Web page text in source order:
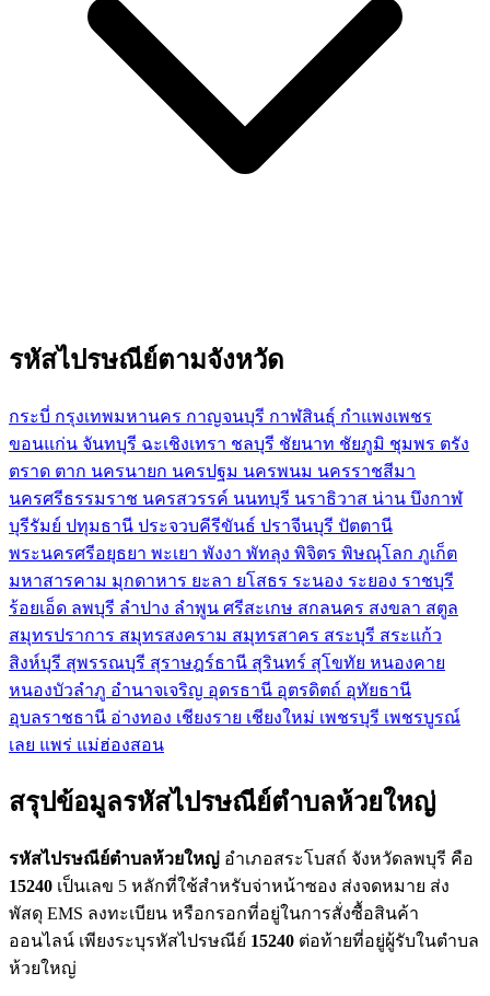
รหัสไปรษณีย์ตามจังหวัด
กระบี่ กรุงเทพมหานคร กาญจนบุรี กาฬสินธุ์ กำแพงเพชร
ขอนแก่น จันทบุรี ฉะเชิงเทรา ชลบุรี ชัยนาท ชัยภูมิ ชุมพร ตรัง
ตราด ตาก นครนายก นครปฐม นครพนม นครราชสีมา
นครศรีธรรมราช นครสวรรค์ นนทบุรี นราธิวาส น่าน บึงกาฬ
บุรีรัมย์ ปทุมธานี ประจวบคีรีขันธ์ ปราจีนบุรี ปัตตานี
พระนครศรีอยุธยา พะเยา พังงา พัทลุง พิจิตร พิษณุโลก ภูเก็ต
มหาสารคาม มุกดาหาร ยะลา ยโสธร ระนอง ระยอง ราชบุรี
ร้อยเอ็ด ลพบุรี ลำปาง ลำพูน ศรีสะเกษ สกลนคร สงขลา สตูล
สมุทรปราการ สมุทรสงคราม สมุทรสาคร สระบุรี สระแก้ว
สิงห์บุรี สุพรรณบุรี สุราษฎร์ธานี สุรินทร์ สุโขทัย หนองคาย
หนองบัวลำภู อำนาจเจริญ อุดรธานี อุตรดิตถ์ อุทัยธานี
อุบลราชธานี อ่างทอง เชียงราย เชียงใหม่ เพชรบุรี เพชรบูรณ์
เลย แพร่ แม่ฮ่องสอน
สรุปข้อมูลรหัสไปรษณีย์ตำบลห้วยใหญ่
รหัสไปรษณีย์ตำบลห้วยใหญ่ อำเภอสระโบสถ์ จังหวัดลพบุรี คือ
15240 เป็นเลข 5 หลักที่ใช้สำหรับจ่าหน้าซอง ส่งจดหมาย ส่ง
พัสดุ EMS ลงทะเบียน หรือกรอกที่อยู่ในการสั่งซื้อสินค้า
ออนไลน์ เพียงระบุรหัสไปรษณีย์ 15240 ต่อท้ายที่อยู่ผู้รับในตำบล
ห้วยใหญ่